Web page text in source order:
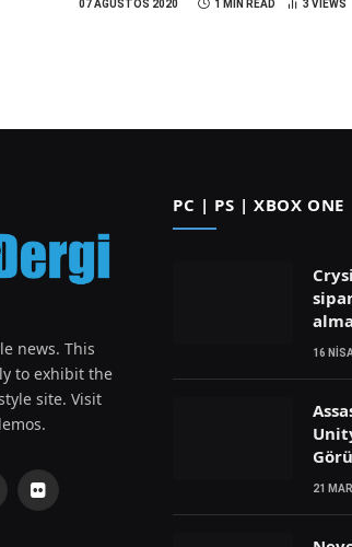
07 AĞUSTOS 2020 1 MIN READ 3 VIEWS
news. This
to exhibit the
site. Visit
Flickr
PC | PS | XBOX ONE
16
21